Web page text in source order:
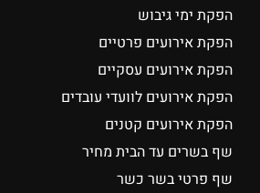
הפקת ימי גיבוש
הפקת אירועים פרטיים
הפקת אירועים עסקיים
הפקת אירועים לוועדי עובדים
הפקת אירועים קטנים
שף בשרים עד הבית מחיר
שף פרטי בשר כשר